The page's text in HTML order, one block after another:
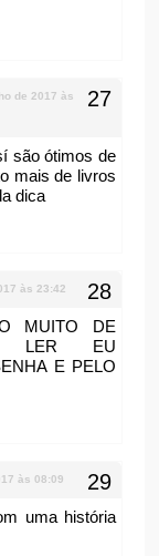
de 2017 às
são ótimos de
mais de livros
dica
às 23:42
MUITO DE
LER EU
E PELO
às 08:09
uma história